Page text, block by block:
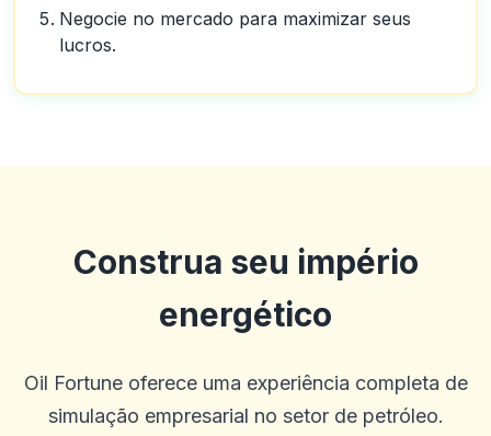
Negocie no mercado para maximizar seus
lucros.
Construa seu império
energético
Oil Fortune oferece uma experiência completa de
simulação empresarial no setor de petróleo.